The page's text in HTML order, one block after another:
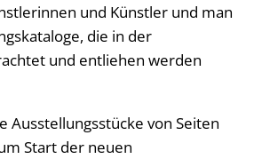
und Künstler und man
die in der
und entliehen werden
Ausstellungsstücke von Seiten
Start der neuen